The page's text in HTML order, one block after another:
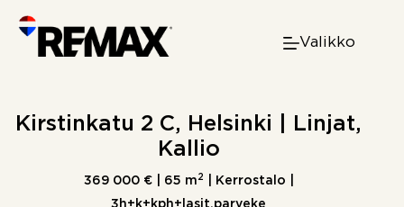
content
Valikko
Kirstinkatu 2 C, Helsinki | Linjat,
Kallio
369 000 € | 65 m 2 | Kerrostalo |
3h+k+kph+lasit.parveke